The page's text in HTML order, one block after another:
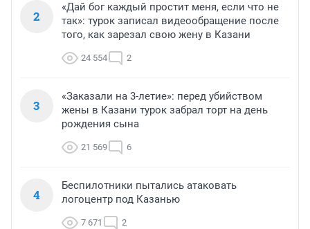
2
«Дай бог каждый простит меня, если что не
так»: турок записал видеообращение после
того, как зарезал свою жену в Казани
24 554 2
3
«Заказали на 3-летие»: перед убийством
жены в Казани турок забрал торт на день
рождения сына
21 569 6
4
Беспилотники пытались атаковать
логоцентр под Казанью
7 671 2